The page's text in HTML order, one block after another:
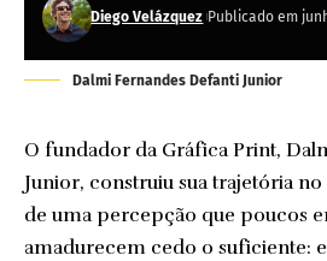
Diego Velázquez Publicado em
Dalmi Fernandes Defanti Junior
O fundador da Gráfica Print,
Junior, construiu sua trajetória
de uma percepção que poucos
amadurecem cedo o suficiente: